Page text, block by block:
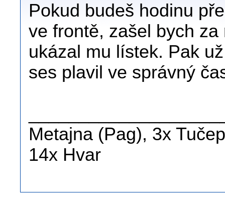
Pokud budeš hodinu
ve frontě, zašel bych
ukázal mu lístek. Pak
ses plavil ve správný
Metajna (Pag), 3x
14x Hvar